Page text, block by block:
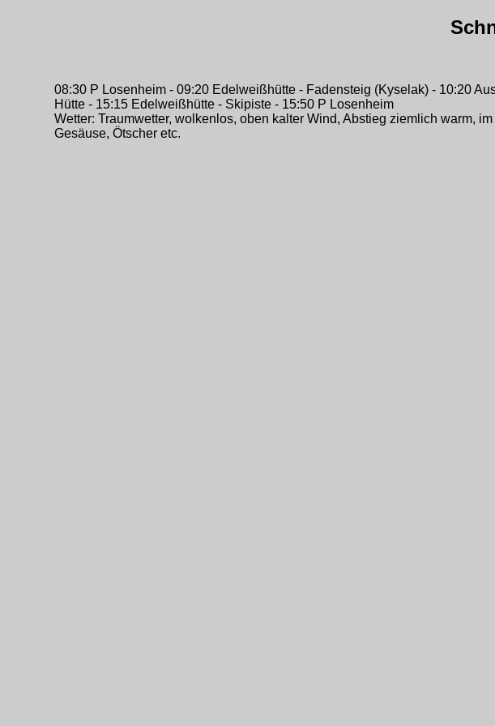
08:30 P Losenheim - 09:20 Edelweißhütte - Fadensteig (Kyselak) - 10:20
Hütte - 15:15 Edelweißhütte - Skipiste - 15:50 P Losenheim
Wetter: Traumwetter, wolkenlos, oben kalter Wind, Abstieg ziemlich warm,
Gesäuse, Ötscher etc.